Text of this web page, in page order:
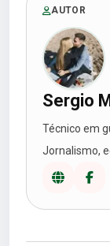
AUTOR
Sergio
Técnico em
Jornalismo,